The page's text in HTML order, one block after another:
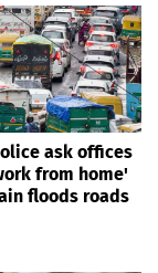
ask offices
from home'
floods roads